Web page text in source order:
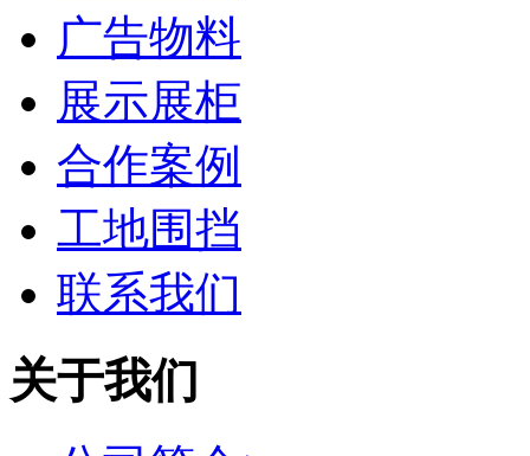
广告物料
展示展柜
合作案例
工地围挡
联系我们
关于我们